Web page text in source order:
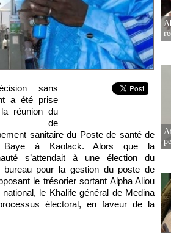
sans
a été prise
réunion du
de
sanitaire du Poste de santé de
Baye à Kaolack. Alors que la
s’attendait à une élection du
bureau pour la gestion du poste de
le trésorier sortant Alpha Aliou
le Khalife général de Medina
électoral, en faveur de la